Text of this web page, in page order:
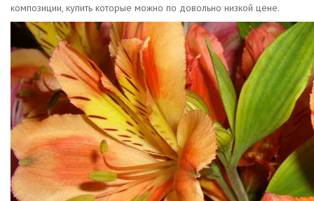
композиции, купить которые можно по довольно низкой цене.